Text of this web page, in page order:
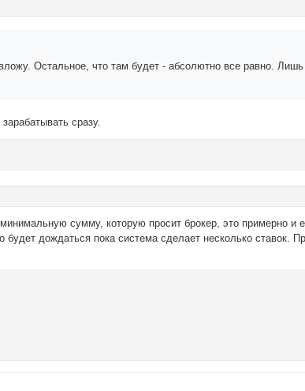
Остальное, что там будет - абсолютно все равно.
сразу.
сумму, которую просит брокер, это примерно и
дождаться пока система сделает несколько ставок.